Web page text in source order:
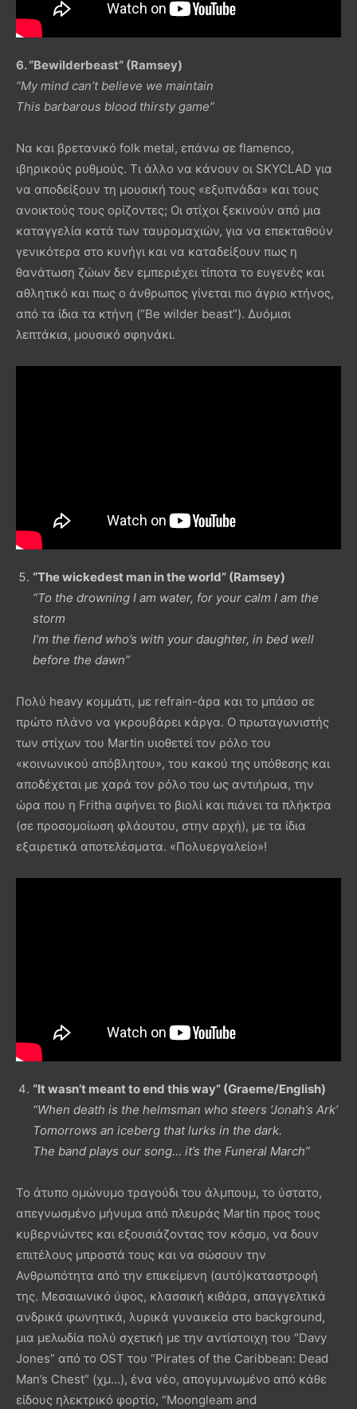
6. “Bewilderbeast” (Ramsey)
“My mind can’t believe we maintain
This barbarous blood thirsty game”
Να και βρετανικό folk metal, επάνω σε flamenco,
ιβηρικούς ρυθμούς. Τι άλλο να κάνουν οι SKYCLAD για
να αποδείξουν τη μουσική τους «εξυπνάδα» και τους
ανοικτούς τους ορίζοντες; Οι στίχοι ξεκινούν από μια
καταγγελία κατά των ταυρομαχιών, για να επεκταθούν
γενικότερα στο κυνήγι και να καταδείξουν πως η
θανάτωση ζώων δεν εμπεριέχει τίποτα το ευγενές και
αθλητικό και πως ο άνθρωπος γίνεται πιο άγριο κτήνος,
από τα ίδια τα κτήνη (“Be wilder beast”). Δυόμισι
λεπτάκια, μουσικό σφηνάκι.
“The wickedest man in the world” (Ramsey)
“To the drowning I am water, for your calm I am the
storm
I’m the fiend who’s with your daughter, in bed well
before the dawn”
Πολύ heavy κομμάτι, με refrain-άρα και το μπάσο σε
πρώτο πλάνο να γκρουβάρει κάργα. Ο πρωταγωνιστής
των στίχων του Martin υιοθετεί τον ρόλο του
«κοινωνικού απόβλητου», του κακού της υπόθεσης και
αποδέχεται με χαρά τον ρόλο του ως αντιήρωα, την
ώρα που η Fritha αφήνει το βιολί και πιάνει τα πλήκτρα
(σε προσομοίωση φλάουτου, στην αρχή), με τα ίδια
εξαιρετικά αποτελέσματα. «Πολυεργαλείο»!
“It wasn’t meant to end this way” (Graeme/English)
“When death is the helmsman who steers ‘Jonah’s Ark’
Tomorrows an iceberg that lurks in the dark.
The band plays our song… it’s the Funeral March”
Το άτυπο ομώνυμο τραγούδι του άλμπουμ, το ύστατο,
απεγνωσμένο μήνυμα από πλευράς Martin προς τους
κυβερνώντες και εξουσιάζοντας τον κόσμο, να δουν
επιτέλους μπροστά τους και να σώσουν την
Ανθρωπότητα από την επικείμενη (αυτό)καταστροφή
της. Μεσαιωνικό ύφος, κλασσική κιθάρα, απαγγελτικά
ανδρικά φωνητικά, λυρικά γυναικεία στο background,
μια μελωδία πολύ σχετική με την αντίστοιχη του “Davy
Jones” από το OST του “Pirates of the Caribbean: Dead
Man’s Chest” (χμ…), ένα νέο, απογυμνωμένο από κάθε
είδους ηλεκτρικό φορτίο, “Moongleam and